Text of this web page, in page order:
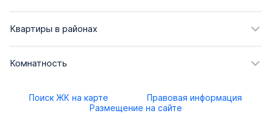
Квартиры в районах
Комнатность
Поиск ЖК на карте
Правовая информация
Размещение на сайте